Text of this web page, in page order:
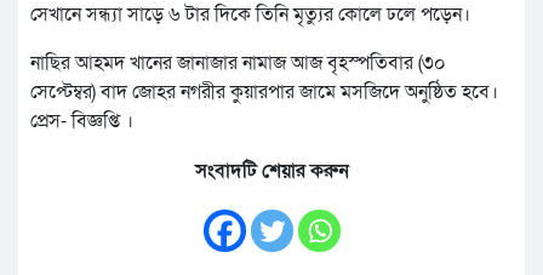
সেখানে সন্ধ্যা সাড়ে ৬ টার দিকে তিনি মৃত্যুর কোলে ঢলে পড়েন।
নাছির আহমদ খানের জানাজার নামাজ আজ বৃহস্পতিবার (৩০
সেপ্টেম্বর) বাদ জোহর নগরীর কুয়ারপার জামে মসজিদে অনুষ্ঠিত হবে।
প্রেস- বিজ্ঞপ্তি ।
সংবাদটি শেয়ার করুন